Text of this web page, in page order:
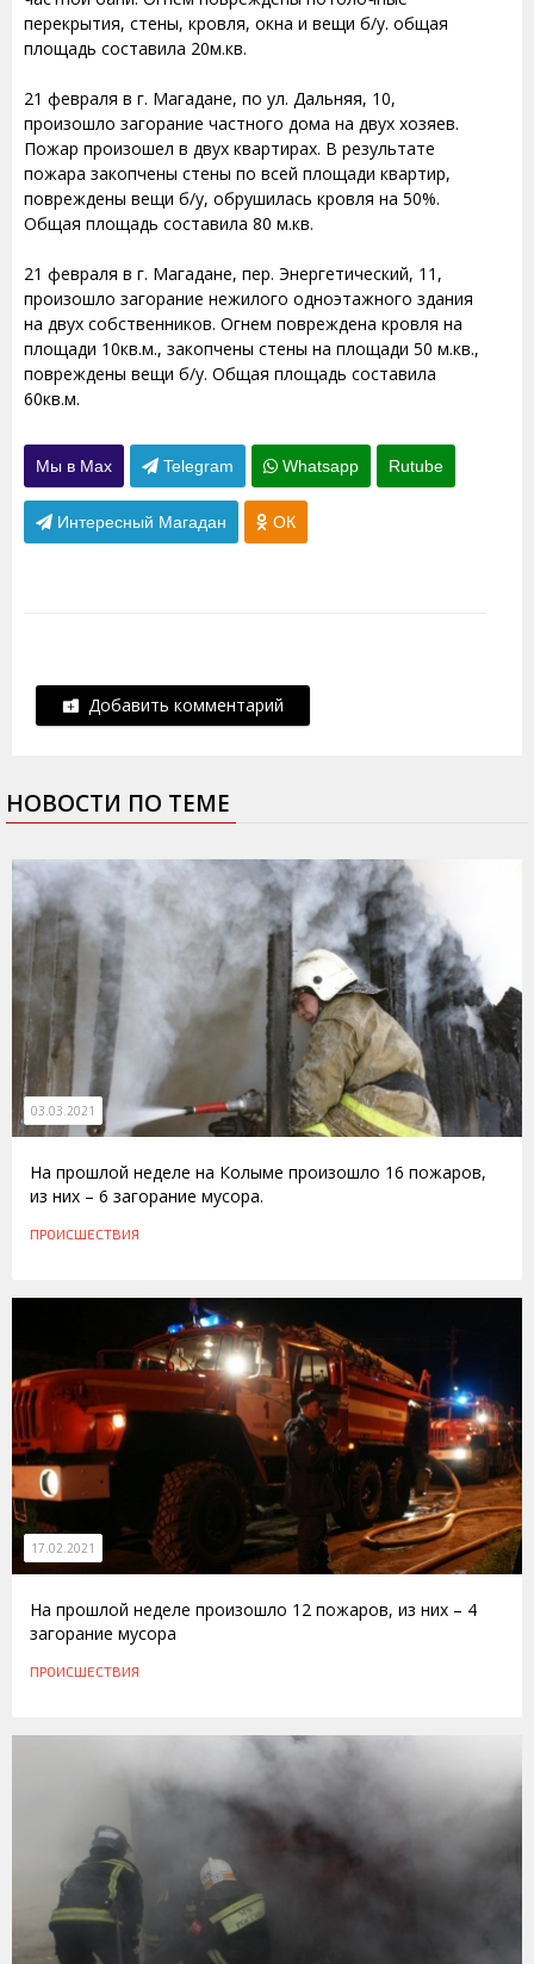
перекрытия, стены, кровля, окна и вещи б/у. общая
площадь составила 20м.кв.
21 февраля в г. Магадане, по ул. Дальняя, 10,
произошло загорание частного дома на двух хозяев.
Пожар произошел в двух квартирах. В результате
пожара закопчены стены по всей площади квартир,
повреждены вещи б/у, обрушилась кровля на 50%.
Общая площадь составила 80 м.кв.
21 февраля в г. Магадане, пер. Энергетический, 11,
произошло загорание нежилого одноэтажного здания
на двух собственников. Огнем повреждена кровля на
площади 10кв.м., закопчены стены на площади 50 м.кв.,
повреждены вещи б/у. Общая площадь составила
60кв.м.
Мы в Max Telegram Whatsapp Rutube
Интересный Магадан ОК
Добавить комментарий
НОВОСТИ ПО ТЕМЕ
03.03.2021
На прошлой неделе на Колыме произошло 16 пожаров,
из них – 6 загорание мусора.
ПРОИСШЕСТВИЯ
17.02.2021
На прошлой неделе произошло 12 пожаров, из них – 4
загорание мусора
ПРОИСШЕСТВИЯ